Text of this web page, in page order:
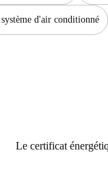
d'air conditionné
Le certificat